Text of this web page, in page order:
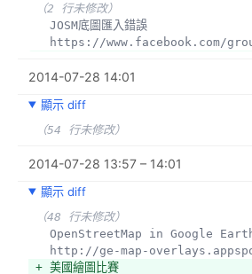
（2 行未修改）
  JOSM底圖匯入錯誤
https://www.facebook.com/
+ https://www.facebook.com/
  *技術性問題
+ JOSM
+ https://www.youtube.com/
  Overpass應用
（2 行未修改）
  顯示標為建築的學校用地
https://www.facebook.com/
2014-07-28 14:01
顯示 diff
（54 行未修改）
2014-07-28 13:57 – 14:01
顯示 diff
（48 行未修改）
OpenStreetMap in Google
http://ge-map-
+ 美國繪圖比賽